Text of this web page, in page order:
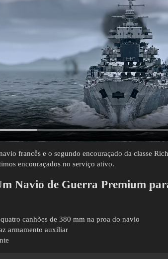
francês e o segundo encouraçado da classe
encouraçados no serviço ativo.
Navio de Guerra Premium
canhões de 380 mm na proa do navio
armamento auxiliar